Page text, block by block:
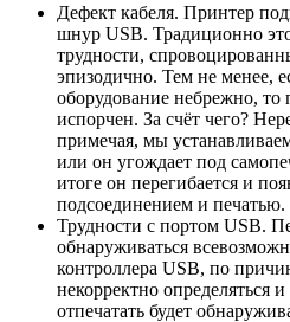
Дефект кабеля. Принтер
шнур USB. Традиционно
трудности,
эпизодично. Тем не менее,
оборудование небрежно,
испорчен. За счёт чего?
примечая, мы
или он угождает под
итоге он перегибается и
подсоединением и печатью.
Трудности с портом USB.
обнаруживаться
контроллера USB, по
некорректно определяться
отпечатать будет